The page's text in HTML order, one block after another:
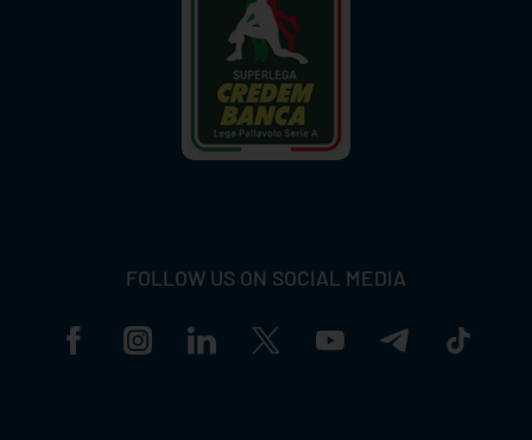
FOLLOW US ON SOCIAL MEDIA